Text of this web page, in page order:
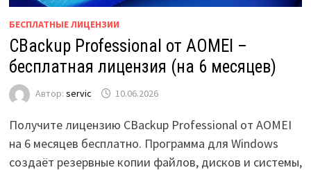
БЕСПЛАТНЫЕ ЛИЦЕНЗИИ
CBackup Professional от AOMEI –
бесплатная лицензия (на 6 месяцев)
Автор: servic 10.06.2026
Получите лицензию CBackup Professional от AOMEI
на 6 месяцев бесплатно. Программа для Windows
создаёт резервные копии файлов, дисков и системы,